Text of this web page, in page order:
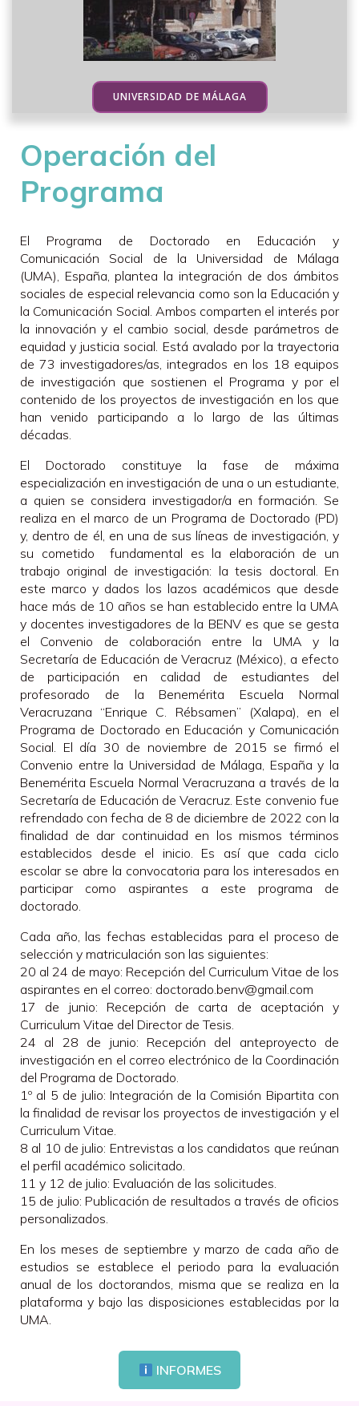
UNIVERSIDAD DE MÁLAGA
Operación del
Programa
El Programa de Doctorado en Educación y
Comunicación Social de la Universidad de Málaga
(UMA), España, plantea la integración de dos ámbitos
sociales de especial relevancia como son la Educación y
la Comunicación Social. Ambos comparten el interés por
la innovación y el cambio social, desde parámetros de
equidad y justicia social. Está avalado por la trayectoria
de 73 investigadores/as, integrados en los 18 equipos
de investigación que sostienen el Programa y por el
contenido de los proyectos de investigación en los que
han venido participando a lo largo de las últimas
décadas.
El Doctorado constituye la fase de máxima
especialización en investigación de una o un estudiante,
a quien se considera investigador/a en formación. Se
realiza en el marco de un Programa de Doctorado (PD)
y, dentro de él, en una de sus líneas de investigación, y
su cometido fundamental es la elaboración de un
trabajo original de investigación: la tesis doctoral. En
este marco y dados los lazos académicos que desde
hace más de 10 años se han establecido entre la UMA
y docentes investigadores de la BENV es que se gesta
el Convenio de colaboración entre la UMA y la
Secretaría de Educación de Veracruz (México), a efecto
de participación en calidad de estudiantes del
profesorado de la Benemérita Escuela Normal
Veracruzana “Enrique C. Rébsamen” (Xalapa), en el
Programa de Doctorado en Educación y Comunicación
Social. El día 30 de noviembre de 2015 se firmó el
Convenio entre la Universidad de Málaga, España y la
Benemérita Escuela Normal Veracruzana a través de la
Secretaría de Educación de Veracruz. Este convenio fue
refrendado con fecha de 8 de diciembre de 2022 con la
finalidad de dar continuidad en los mismos términos
establecidos desde el inicio. Es así que cada ciclo
escolar se abre la convocatoria para los interesados en
participar como aspirantes a este programa de
doctorado.
Cada año, las fechas establecidas para el proceso de
selección y matriculación son las siguientes:
20 al 24 de mayo: Recepción del Curriculum Vitae de los
aspirantes en el correo: doctorado.benv@gmail.com
17 de junio: Recepción de carta de aceptación y
Curriculum Vitae del Director de Tesis.
24 al 28 de junio: Recepción del anteproyecto de
investigación en el correo electrónico de la Coordinación
del Programa de Doctorado.
1º al 5 de julio: Integración de la Comisión Bipartita con
la finalidad de revisar los proyectos de investigación y el
Curriculum Vitae.
8 al 10 de julio: Entrevistas a los candidatos que reúnan
el perfil académico solicitado.
11 y 12 de julio: Evaluación de las solicitudes.
15 de julio: Publicación de resultados a través de oficios
personalizados.
En los meses de septiembre y marzo de cada año de
estudios se establece el periodo para la evaluación
anual de los doctorandos, misma que se realiza en la
plataforma y bajo las disposiciones establecidas por la
UMA.
INFORMES